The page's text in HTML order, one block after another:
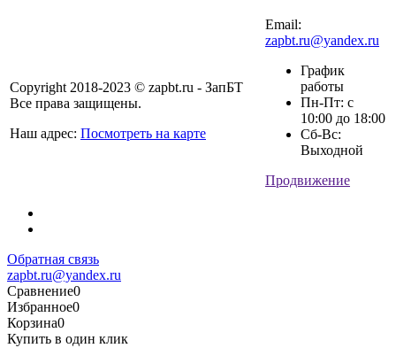
Copyright 2018-2023 © zapbt.ru - ЗапБТ
Все права защищены.
Наш адрес: Посмотреть на карте
Email:
zapbt.ru@yandex.ru
График
работы
Пн-Пт: с
10:00 до 18:00
Сб-Вс:
Выходной
Продвижение
Обратная связь
zapbt.ru@yandex.ru
Сравнение0
Избранное0
Корзина0
Купить в один клик